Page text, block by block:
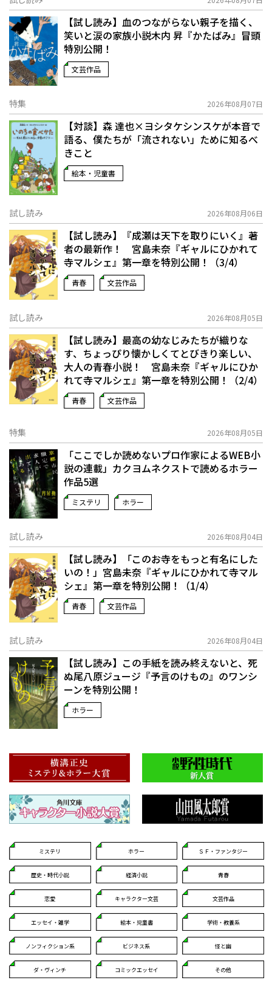
【試し読み】血のつながらない親子を描く、
笑いと涙の家族小説――木内 昇『かたばみ』冒頭
特別公開！
文芸作品
特集 2026年08月07日
【対談】森 達也×ヨシタケシンスケが本音で
語る、僕たちが「流されない」ために知るべ
きこと
絵本・児童書
試し読み 2026年08月06日
【試し読み】『成瀬は天下を取りにいく』著
者の最新作！ 宮島未奈『ギャルにひかれて
寺マルシェ』第一章を特別公開！（3/4）
青春 文芸作品
試し読み 2026年08月05日
【試し読み】最高の幼なじみたちが織りな
す、ちょっぴり懐かしくてとびきり楽しい、
大人の青春小説！ 宮島未奈『ギャルにひか
れて寺マルシェ』第一章を特別公開！（2/4）
青春 文芸作品
特集 2026年08月05日
「ここでしか読めないプロ作家によるWEB小
説の連載」――カクヨムネクストで読めるホラー
作品5選
ミステリ ホラー
試し読み 2026年08月04日
【試し読み】「このお寺をもっと有名にした
いの！」宮島未奈『ギャルにひかれて寺マル
シェ』第一章を特別公開！（1/4）
青春 文芸作品
試し読み 2026年08月04日
【試し読み】この手紙を読み終えないと、死
ぬ――尾八原ジュージ『予言のけもの』のワンシ
ーンを特別公開！
ホラー
ミステリ ホラー ＳＦ・ファンタジー
歴史・時代小説 経済小説 青春
恋愛 キャラクター文芸 文芸作品
エッセイ・雑学 絵本・児童書 学術・教養系
ノンフィクション系 ビジネス系 怪と幽
ダ・ヴィンチ コミックエッセイ その他